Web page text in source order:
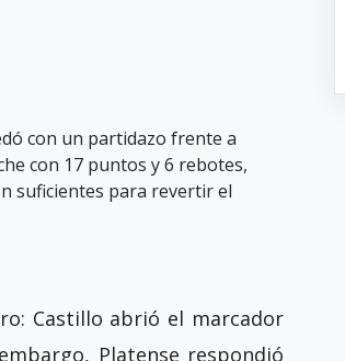
con un partidazo frente a
con 17 puntos y 6 rebotes,
suficientes para revertir el
Castillo abrió el marcador
Platense respondió